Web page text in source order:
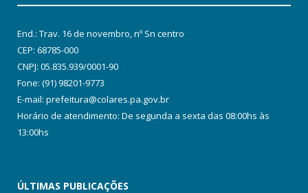
End.: Trav. 16 de novembro, nº Sn centro
CEP: 68785-000
CNPJ: 05.835.939/0001-90
Fone: (91) 98201-9773
E-mail: prefeitura@colares.pa.gov.br
Horário de atendimento: De segunda a sexta das 08:00hs às
13:00hs
ÚLTIMAS PUBLICAÇÕES